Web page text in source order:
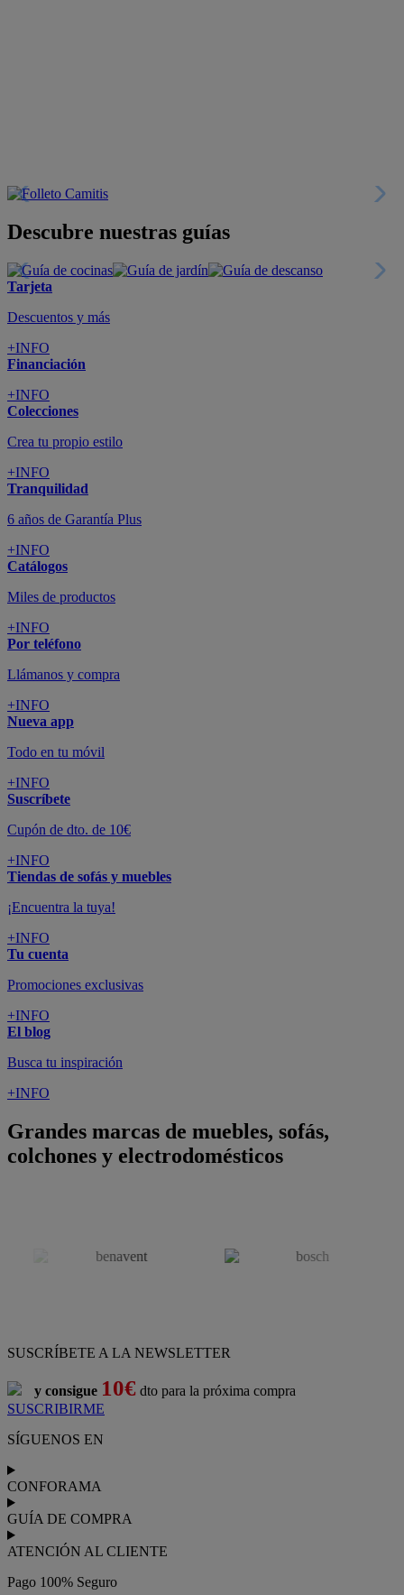
Descubre nuestras guías
Tarjeta
Descuentos y más
+INFO
Financiación
+INFO
Colecciones
Crea tu propio estilo
+INFO
Tranquilidad
6 años de Garantía Plus
+INFO
Catálogos
Miles de productos
+INFO
Por teléfono
Llámanos y compra
+INFO
Nueva app
Todo en tu móvil
+INFO
Suscríbete
Cupón de dto. de 10€
+INFO
Tiendas de sofás y muebles
¡Encuentra la tuya!
+INFO
Tu cuenta
Promociones exclusivas
+INFO
El blog
Busca tu inspiración
+INFO
Grandes marcas de muebles, sofás,
colchones y electrodomésticos
SUSCRÍBETE A LA NEWSLETTER
y consigue 10€ dto para la próxima compra
SUSCRIBIRME
SÍGUENOS EN
CONFORAMA
GUÍA DE COMPRA
ATENCIÓN AL CLIENTE
Pago 100% Seguro